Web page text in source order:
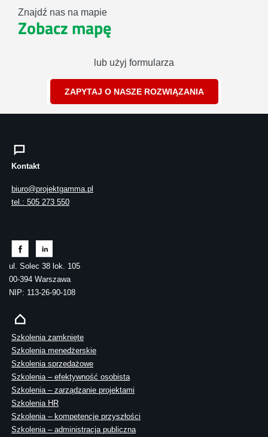
Znajdź nas na mapie
Zobacz mapę
lub użyj formularza
ZAPYTAJ O NASZE ROZWIĄZANIA
Kontakt
biuro@projektgamma.pl
tel.: 505 273 550
ul. Solec 38 lok. 105
00-394 Warszawa
NIP: 113-26-90-108
Szkolenia zamknięte
Szkolenia menedżerskie
Szkolenia sprzedażowe
Szkolenia – efektywność osobista
Szkolenia – zarządzanie projektami
Szkolenia HR
Szkolenia – kompetencje przyszłości
Szkolenia – administracja publiczna